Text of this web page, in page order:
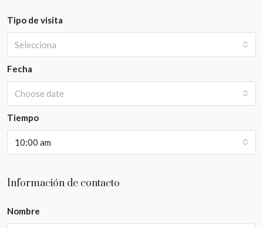
Tipo de visita
Selecciona
Fecha
Choose date
Tiempo
10:00 am
Información de contacto
Nombre